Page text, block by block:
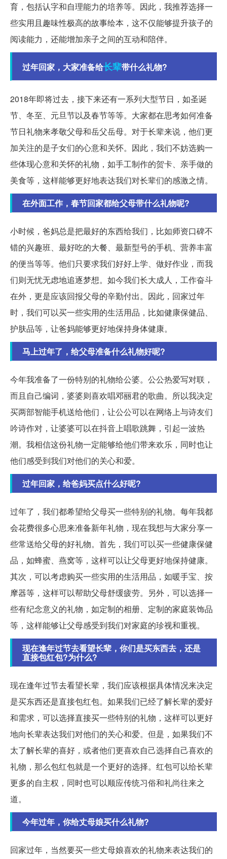
育，包括认字和自理能力的培养等。因此，我推荐选择一
些实用且趣味性极高的故事绘本，这不仅能够提升孩子的
阅读能力，还能增加亲子之间的互动和陪伴。
过年回家，大家准备给长辈带什么礼物?
2018年即将过去，接下来还有一系列大型节日，如圣诞
节、冬至、元旦节以及春节等等。大家都在思考如何准备
节日礼物来孝敬父母和岳父岳母。对于长辈来说，他们更
加关注的是子女们的心意和关怀。因此，我们不妨选购一
些体现心意和关怀的礼物，如手工制作的贺卡、亲手做的
美食等，这样能够更好地表达我们对长辈们的感激之情。
在外面工作，春节回家都给父母带什么礼物呢?
小时候，爸妈总是把最好的东西给我们，比如师资口碑不
错的兴趣班、最好吃的大餐、最新型号的手机、营养丰富
的便当等等。他们只要求我们好好上学、做好作业，而我
们则无忧无虑地追逐梦想。如今我们长大成人，工作奋斗
在外，更是应该回报父母的辛勤付出。因此，回家过年
时，我们可以买一些实用的生活用品，比如健康保健品、
护肤品等，让爸妈能够更好地保持身体健康。
马上过年了，给父母准备什么礼物好呢?
今年我准备了一份特别的礼物给公婆。公公热爱写对联，
而且自己编词，婆婆则喜欢唱邓丽君的歌曲。所以我决定
买两部智能手机送给他们，让公公可以在网络上与诗友们
吟诗作对，让婆婆可以在抖音上唱歌跳舞，引起一波热
潮。我相信这份礼物一定能够给他们带来欢乐，同时也让
他们感受到我们对他们的关心和爱。
过年回家，给爸妈买点什么好呢?
过年了，我们都希望给父母买一些特别的礼物。每年我都
会花费很多心思来准备新年礼物，现在我想与大家分享一
些常送给父母的好礼物。首先，我们可以买一些健康保健
品，如蜂蜜、燕窝等，这样可以让父母更好地保持健康。
其次，可以考虑购买一些实用的生活用品，如暖手宝、按
摩器等，这样可以帮助父母舒缓疲劳。另外，可以选择一
些有纪念意义的礼物，如定制的相册、定制的家庭装饰品
等，这样能够让父母感受到我们对家庭的珍视和重视。
现在逢年过节去看望长辈，你们是买东西去，还是
直接包红包?为什么?
现在逢年过节去看望长辈，我们应该根据具体情况来决定
是买东西还是直接包红包。如果我们已经了解长辈的爱好
和需求，可以选择直接买一些特别的礼物，这样可以更好
地向长辈表达我们对他们的关心和爱。但是，如果我们不
太了解长辈的喜好，或者他们更喜欢自己选择自己喜欢的
礼物，那么包红包就是一个更好的选择。红包可以给长辈
更多的自主权，同时也可以顺应传统习俗和礼尚往来之
道。
今年过年，你给丈母娘买什么礼物?
回家过年，当然要买一些丈母娘喜欢的礼物来表达我们的